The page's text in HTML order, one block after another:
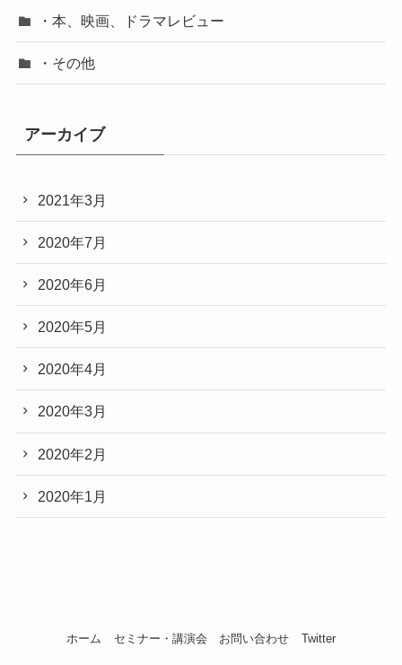
・本、映画、ドラマレビュー
・その他
アーカイブ
2021年3月
2020年7月
2020年6月
2020年5月
2020年4月
2020年3月
2020年2月
2020年1月
ホーム セミナー・講演会 お問い合わせ Twitter